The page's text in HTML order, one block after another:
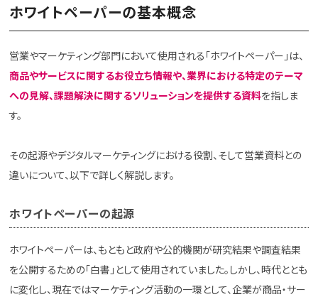
ホワイトペーパーの基本概念
営業やマーケティング部門において使用される「ホワイトペーパー」は、
商品やサービスに関するお役立ち情報や、業界における特定のテーマ
への見解、課題解決に関するソリューションを提供する資料を指しま
す。
その起源やデジタルマーケティングにおける役割、そして営業資料との
違いについて、以下で詳しく解説します。
ホワイトペーパーの起源
ホワイトペーパーは、もともと政府や公的機関が研究結果や調査結果
を公開するための「白書」として使用されていました。しかし、時代ととも
に変化し、現在ではマーケティング活動の一環として、企業が商品・サー